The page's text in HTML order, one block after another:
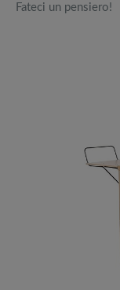
Fateci un pensiero!